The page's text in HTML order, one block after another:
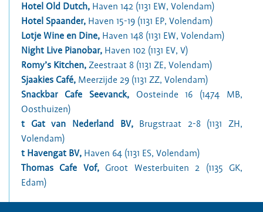
Hotel Old Dutch, Haven 142 (1131 EW, Volendam)
Hotel Spaander, Haven 15-19 (1131 EP, Volendam)
Lotje Wine en Dine, Haven 148 (1131 EW, Volendam)
Night Live Pianobar, Haven 102 (1131 EV, V)
Romy’s Kitchen, Zeestraat 8 (1131 ZE, Volendam)
Sjaakies Café, Meerzijde 29 (1131 ZZ, Volendam)
Snackbar Cafe Seevanck, Oosteinde 16 (1474 MB,
Oosthuizen)
t Gat van Nederland BV, Brugstraat 2-8 (1131 ZH,
Volendam)
t Havengat BV, Haven 64 (1131 ES, Volendam)
Thomas Cafe Vof, Groot Westerbuiten 2 (1135 GK,
Edam)